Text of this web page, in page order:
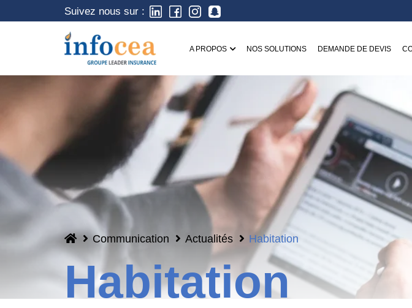
Suivez nous sur :
A PROPOS NOS SOLUTIONS DEMANDE DE DEVIS
Communication Actualités Habitation
Habitation